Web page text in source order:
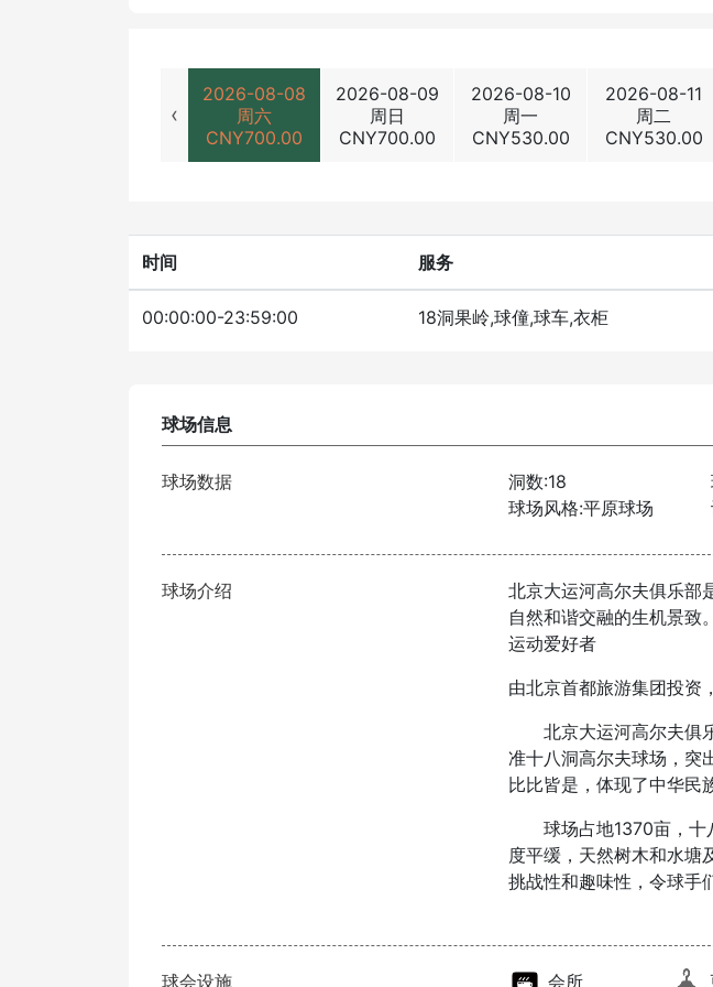
‹
2026-08-08
周六
CNY700.00
2026-08-09
周日
CNY700.00
2026-08-10
周一
CNY530.00
2026-08-11
周二
CNY530.00
时间 服务
00:00:00-23:59:00 18洞果岭,球僮,球车,衣柜
球场信息
球场数据 洞数:18
球场风格:平原球场
球场介绍
北京大运河高尔夫俱乐部
自然和谐交融的生机景致
运动爱好者
由北京首都旅游集团投资
北京大运河高尔夫俱乐
准十八洞高尔夫球场，突
比比皆是，体现了中华民
球场占地1370亩，十八
度平缓，天然树木和水塘
挑战性和趣味性，令球手
球会设施 会所